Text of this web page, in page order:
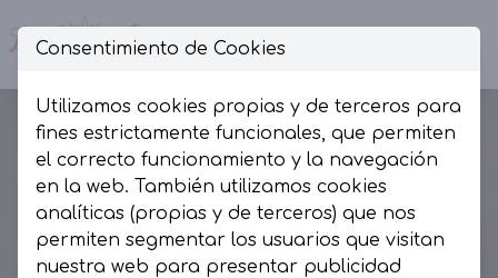
Consentimiento de Cookies
Utilizamos cookies propias y de terceros para
fines estrictamente funcionales, que permiten
el correcto funcionamiento y la navegación
en la web. También utilizamos cookies
analíticas (propias y de terceros) que nos
permiten segmentar los usuarios que visitan
nuestra web para presentar publicidad